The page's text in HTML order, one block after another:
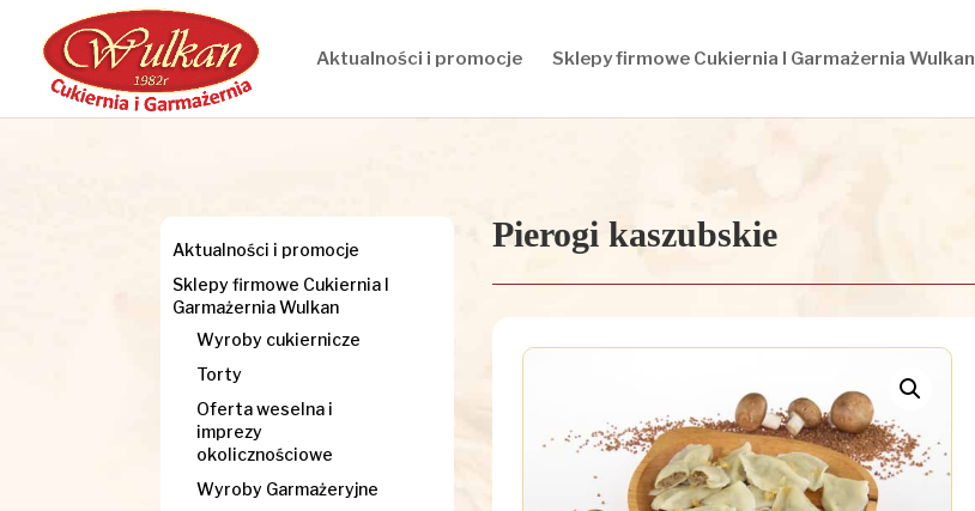
Aktualności i promocje Sklepy firmowe Cukiernia I Garmażernia Wulkan
Aktualności i promocje
Sklepy firmowe Cukiernia I
Garmażernia Wulkan
Wyroby cukiernicze
Torty
Oferta weselna i
imprezy
okolicznościowe
Wyroby Garmażeryjne
Pierogi kaszubskie